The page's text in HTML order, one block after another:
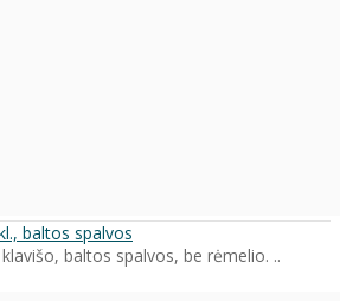
baltos spalvos
baltos spalvos, be rėmelio. ..